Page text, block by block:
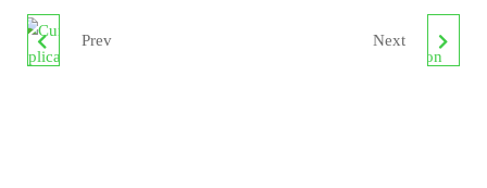
Prev AZAFATA DE EVENTOS
Next